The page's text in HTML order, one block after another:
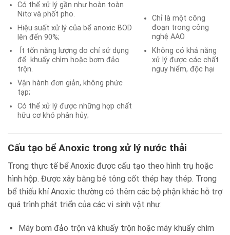
Có thể xử lý gần như hoàn toàn
Nitơ và phốt pho.
Hiệu suất xử lý của bể anoxic BOD
lên đến 90%;
Ít tốn năng lượng do chỉ sử dụng
để khuấy chìm hoặc bơm đảo
trộn.
Vận hành đơn giản, không phức
tạp;
Có thể xử lý được những hợp chất
hữu cơ khó phân hủy;
Chỉ là một công
đoạn trong công
nghệ AAO
Không có khả năng
xử lý được các chất
nguy hiểm, độc hại
Cấu tạo bể Anoxic trong xử lý nước thải
Trong thực tế bể Anoxic được cấu tạo theo hình trụ hoặc
hình hộp. Được xây bằng bê tông cốt thép hay thép. Trong
bể thiếu khí Anoxic thường có thêm các bộ phận khác hỗ trợ
quá trình phát triển của các vi sinh vật như:
Máy bơm đảo trộn và khuấy trộn hoặc máy khuấy chìm